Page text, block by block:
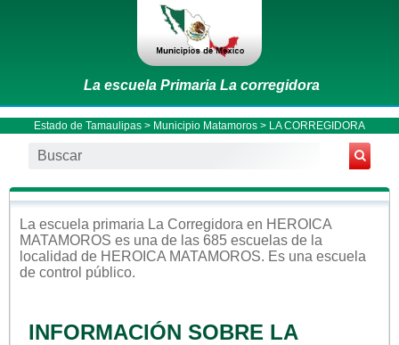
La escuela Primaria La corregidora
Estado de Tamaulipas > Municipio Matamoros > LA CORREGIDORA
La escuela primaria La Corregidora en HEROICA
MATAMOROS es una de las 685 escuelas de la
localidad de HEROICA MATAMOROS. Es una escuela
de control público.
INFORMACIÓN SOBRE LA